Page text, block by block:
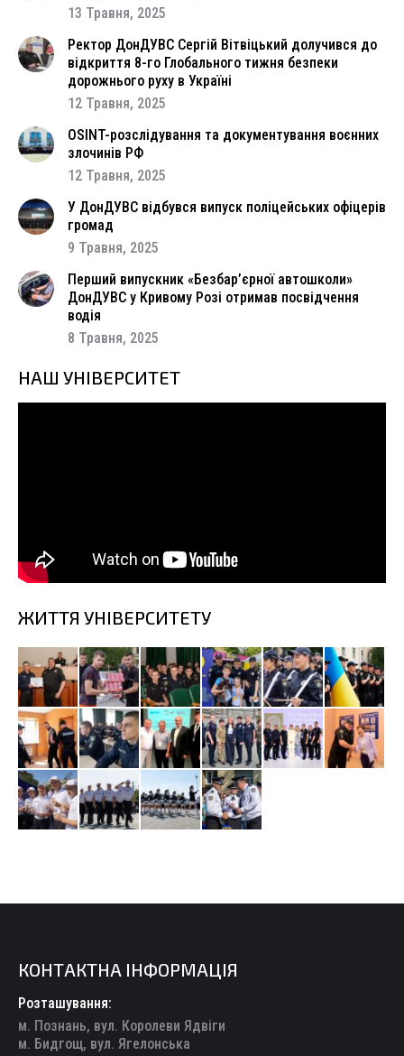
13 Травня, 2025
Ректор ДонДУВС Сергій Вітвіцький долучився до
відкриття 8-го Глобального тижня безпеки
дорожнього руху в Україні
12 Травня, 2025
OSINT-розслідування та документування воєнних
злочинів РФ
12 Травня, 2025
У ДонДУВС відбувся випуск поліцейських офіцерів
громад
9 Травня, 2025
Перший випускник «Безбар’єрної автошколи»
ДонДУВС у Кривому Розі отримав посвідчення
водія
8 Травня, 2025
НАШ УНІВЕРСИТЕТ
ЖИТТЯ УНІВЕРСИТЕТУ
КОНТАКТНА ІНФОРМАЦІЯ
Розташування:
м. Познань, вул. Королеви Ядвіги
м. Бидгощ, вул. Ягелонська